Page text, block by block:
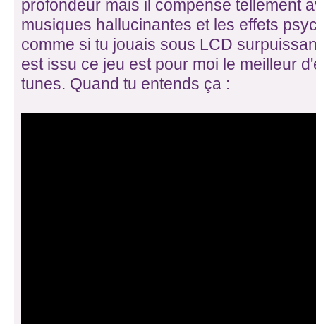
profondeur mais il compense tellement
musiques hallucinantes et les effets
comme si tu jouais sous LCD
est issu ce jeu est pour moi le meilleur
tunes. Quand tu entends ça :